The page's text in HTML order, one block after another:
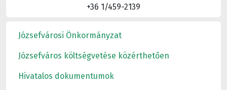
+36 1/459-2139
Józsefvárosi Önkormányzat
Józsefváros költségvetése közérthetően
Hivatalos dokumentumok